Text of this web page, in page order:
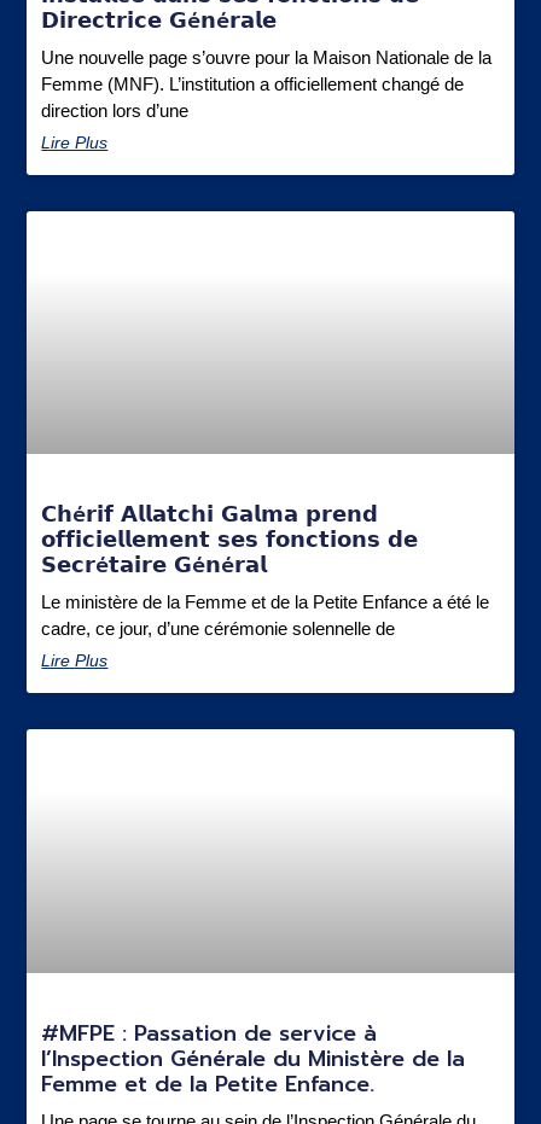
𝗗𝗶𝗿𝗲𝗰𝘁𝗿𝗶𝗰𝗲 𝗚é𝗻é𝗿𝗮𝗹𝗲
Une nouvelle page s’ouvre pour la Maison Nationale de la
Femme (MNF). L’institution a officiellement changé de
direction lors d’une
Lire Plus
𝗖𝗵é𝗿𝗶𝗳 𝗔𝗹𝗹𝗮𝘁𝗰𝗵𝗶 𝗚𝗮𝗹𝗺𝗮 𝗽𝗿𝗲𝗻𝗱
𝗼𝗳𝗳𝗶𝗰𝗶𝗲𝗹𝗹𝗲𝗺𝗲𝗻𝘁 𝘀𝗲𝘀 𝗳𝗼𝗻𝗰𝘁𝗶𝗼𝗻𝘀 𝗱𝗲
𝗦𝗲𝗰𝗿é𝘁𝗮𝗶𝗿𝗲 𝗚é𝗻é𝗿𝗮𝗹
Le ministère de la Femme et de la Petite Enfance a été le
cadre, ce jour, d’une cérémonie solennelle de
Lire Plus
#MFPE : Passation de service à
l’Inspection Générale du Ministère de la
Femme et de la Petite Enfance.